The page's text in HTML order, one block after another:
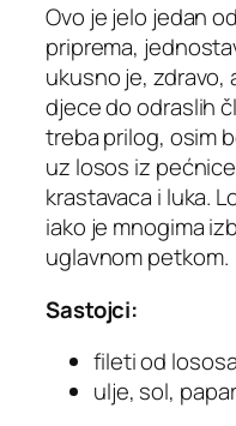
Ovo je jelo jedan
priprema,
ukusno je, zdravo,
djece do odraslih
treba prilog, osim
uz losos iz
krastavaca i luka.
iako je mnogima
uglavnom petkom.
Sastojci:
fileti od lososa
ulje, sol,